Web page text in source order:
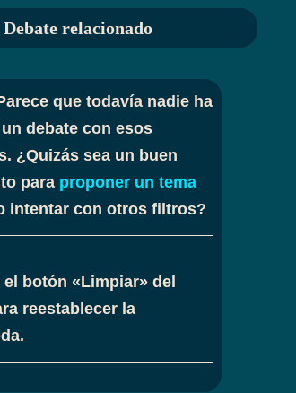
Debate relacionado
que todavía nadie ha
debate con esos
¿Quizás sea un buen
para proponer un tema
intentar con otros filtros?
botón «Limpiar» del
reestablecer la